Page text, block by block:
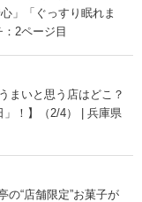
」「ぐっすり眠れま
2ページ目
まいと思う店はどこ？
」！】（2/4） | 兵庫県
の“店舗限定”お菓子が